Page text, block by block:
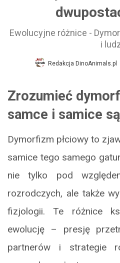
Ewolucyjne różnice -
i
Redakcja DinoAnimals.pl
Zrozumieć
samce i samice
Dymorfizm płciowy to
samice tego samego
nie tylko pod
rozrodczych, ale także
fizjologii. Te różnice
ewolucję – presję
partnerów i strategie